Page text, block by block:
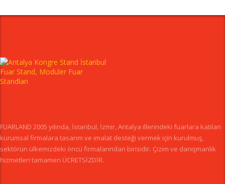
FUARLAND 2005 yılında, İstanbul, İzmir, Antalya illerindeki fuarlara katılan
kurumsal firmalara tasarım ve imalat desteği vermek için kurulmuş,
sektörün ülkemizdeki öncü firmalarından birisidir. Çizim ve danışmanlık
hizmetleri tamamen ÜCRETSİZDİR.